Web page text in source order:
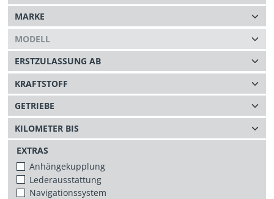
EXTRAS
Anhängekupplung
Lederausstattung
Navigationssystem